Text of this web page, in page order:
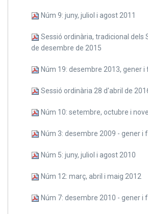
Núm 9: juny, juliol i agost 2011
Sessió ordinària, tradicional dels
de desembre de 2015
Núm 19: desembre 2013, gener
Sessió ordinària 28 d'abril de
Núm 10: setembre, octubre i
Núm 3: desembre 2009 - gener i
Núm 5: juny, juliol i agost 2010
Núm 12: març, abril i maig 2012
Núm 7: desembre 2010 - gener i